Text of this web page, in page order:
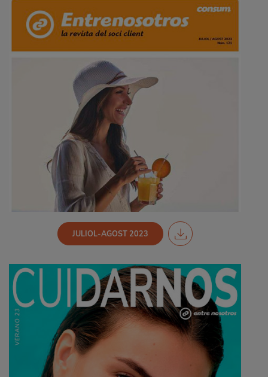
JULIOL-AGOST 2023